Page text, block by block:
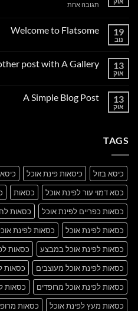
תגובה אחתעל
19
נוב
Welcome to Flatsome
Welcome
13
אוק
post with A Gallery
Just
13
אוק
A Simple Blog Post
TAGS
כיסא בזול כיסאות פינת אוכל
כסא דמוי עור לפינת אוכל
כסאות
כסאות כפריים לפינת אוכל
כסאות
כסאות לפינת אוכל
כסאות לפינת
כסאות לפינת אוכל במבצע
כסאות
כסאות לפינת אוכל מעוצבים
כסאות
כסאות לפינת אוכל מרופדים
כסאות
כסאות מעץ לפינת אוכל
כסאות